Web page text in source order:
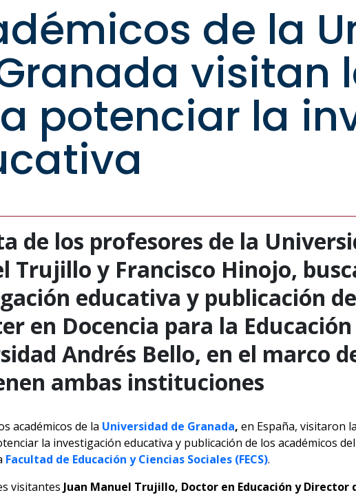
de la
visitan
potenciar la
de los profesores de la
Trujillo y Francisco Hinojo,
educativa y publicación
en Docencia para la
Andrés Bello, en el marco
ambas instituciones
académicos de la Universidad de Granada, en España, visitaron la
la investigación educativa y publicación de los académicos del
Facultad de Educación y Ciencias Sociales (FECS).
visitantes Juan Manuel Trujillo, Doctor en Educación y